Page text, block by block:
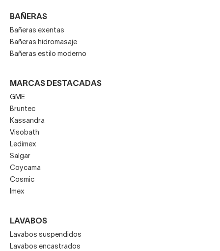
BAÑERAS
Bañeras exentas
Bañeras hidromasaje
Bañeras estilo moderno
MARCAS DESTACADAS
GME
Bruntec
Kassandra
Visobath
Ledimex
Salgar
Coycama
Cosmic
Imex
LAVABOS
Lavabos suspendidos
Lavabos encastrados